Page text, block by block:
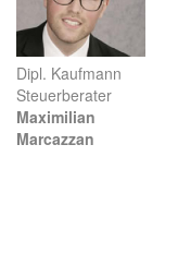
Dipl. Kaufmann
Steuerberater
Maximilian
Marcazzan